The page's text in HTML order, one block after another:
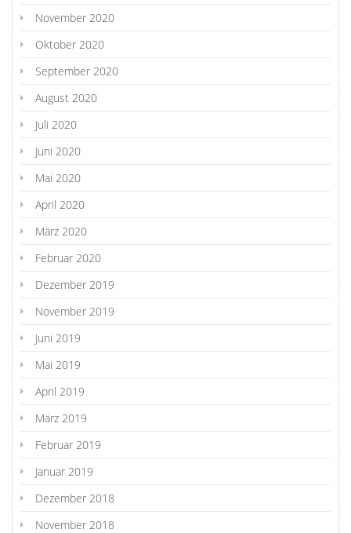
November 2020
Oktober 2020
September 2020
August 2020
Juli 2020
Juni 2020
Mai 2020
April 2020
März 2020
Februar 2020
Dezember 2019
November 2019
Juni 2019
Mai 2019
April 2019
März 2019
Februar 2019
Januar 2019
Dezember 2018
November 2018